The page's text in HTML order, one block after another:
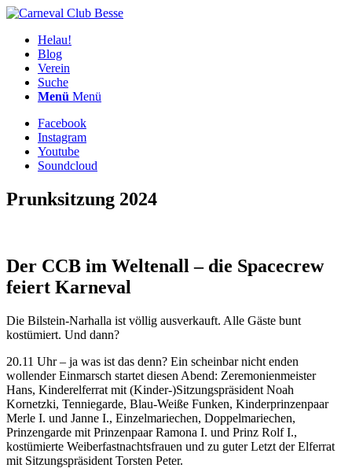
Helau!
Blog
Verein
Suche
Menü Menü
Facebook
Instagram
Youtube
Soundcloud
Prunksitzung 2024
Der CCB im Weltenall – die Spacecrew
feiert Karneval
Die Bilstein-Narhalla ist völlig ausverkauft. Alle Gäste bunt
kostümiert. Und dann?
20.11 Uhr – ja was ist das denn? Ein scheinbar nicht enden
wollender Einmarsch startet diesen Abend: Zeremonienmeister
Hans, Kinderelferrat mit (Kinder-)Sitzungspräsident Noah
Kornetzki, Tenniegarde, Blau-Weiße Funken, Kinderprinzenpaar
Merle I. und Janne I., Einzelmariechen, Doppelmariechen,
Prinzengarde mit Prinzenpaar Ramona I. und Prinz Rolf I.,
kostümierte Weiberfastnachtsfrauen und zu guter Letzt der Elferrat
mit Sitzungspräsident Torsten Peter.